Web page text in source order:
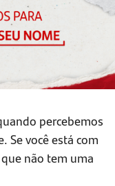
percebemos
Se você está com
não tem uma